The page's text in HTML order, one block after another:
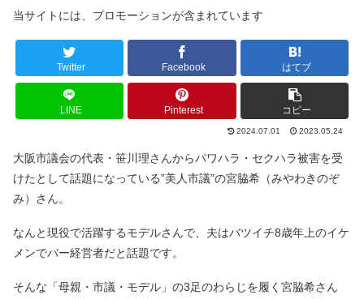
当サイトには、プロモーションが含まれています
Twitter Facebook はてブ
LINE Pinterest コピー
2024.07.01 2023.05.24
大阪市議会の代表・笹川理さんからパワハラ・セクハラ被害を受
けたとして話題になっている”美人市議”の宮脇希（みやわきのぞ
み）さん。
なんと現役で活躍するモデルさんで、夫はバツイチ8歳年上のイケ
メンでバー経営者だと話題です。
そんな「母親・市議・モデル」の3足のわらじを履く宮脇希さん